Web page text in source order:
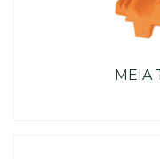
MEIA